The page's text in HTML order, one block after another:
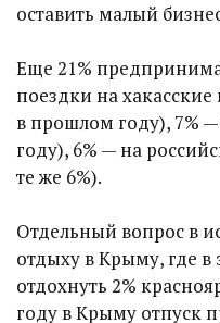
оставить малый
Еще 21%
поездки на хакасские
в прошлом году), 7%
году), 6% — на
те же 6%).
Отдельный вопрос в
отдыху в Крыму, где
отдохнуть 2%
году в Крыму отпуск